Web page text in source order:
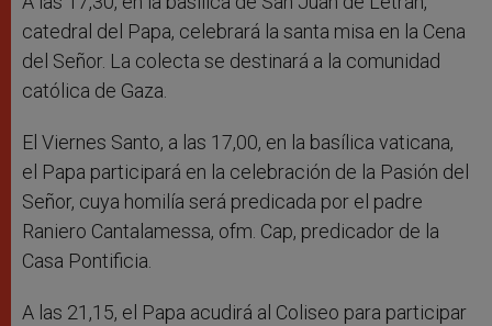
catedral del Papa, celebrará la santa misa en la Cena
del Señor. La colecta se destinará a la comunidad
católica de Gaza.
El Viernes Santo, a las 17,00, en la basílica vaticana,
el Papa participará en la celebración de la Pasión del
Señor, cuya homilía será predicada por el padre
Raniero Cantalamessa, ofm. Cap, predicador de la
Casa Pontificia.
A las 21,15, el Papa acudirá al Coliseo para participar